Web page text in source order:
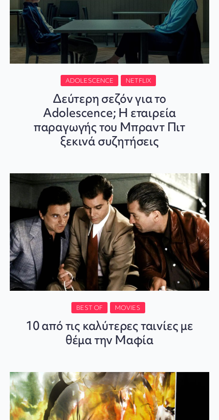
ADOLESCENCE NETFLIX
Δεύτερη σεζόν για το
Adolescence; Η εταιρεία
παραγωγής του Μπραντ Πιτ
ξεκινά συζητήσεις
BEST OF MOVIES
10 από τις καλύτερες ταινίες με
θέμα την Μαφία